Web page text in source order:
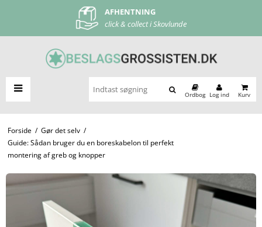
AFHENTNING
click & collect i Skovlunde
FRI FRAGT
ved køb over 500 kr
Ordbog Log ind Kurv
Forside / Gør det selv /
Guide: Sådan bruger du en boreskabelon til perfekt
montering af greb og knopper